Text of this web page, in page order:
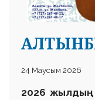
24 Маусым 2026
2026 жылдың